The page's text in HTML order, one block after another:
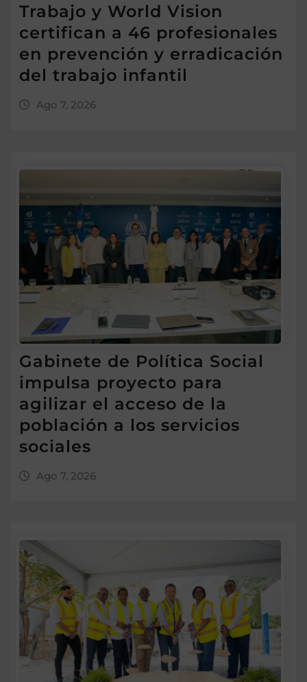
Trabajo y World Vision
certifican a 46 profesionales
en prevención y erradicación
del trabajo infantil
Ago 7, 2026
Gabinete de Política Social
impulsa proyecto para
agilizar el acceso de la
población a los servicios
sociales
Ago 7, 2026